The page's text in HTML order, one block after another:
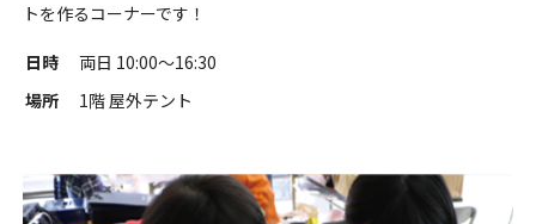
トを作るコーナーです！
日時
両日 10:00〜16:30
場所
1階 屋外テント